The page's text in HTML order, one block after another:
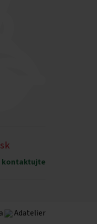
kontaktujte
a Adatelier